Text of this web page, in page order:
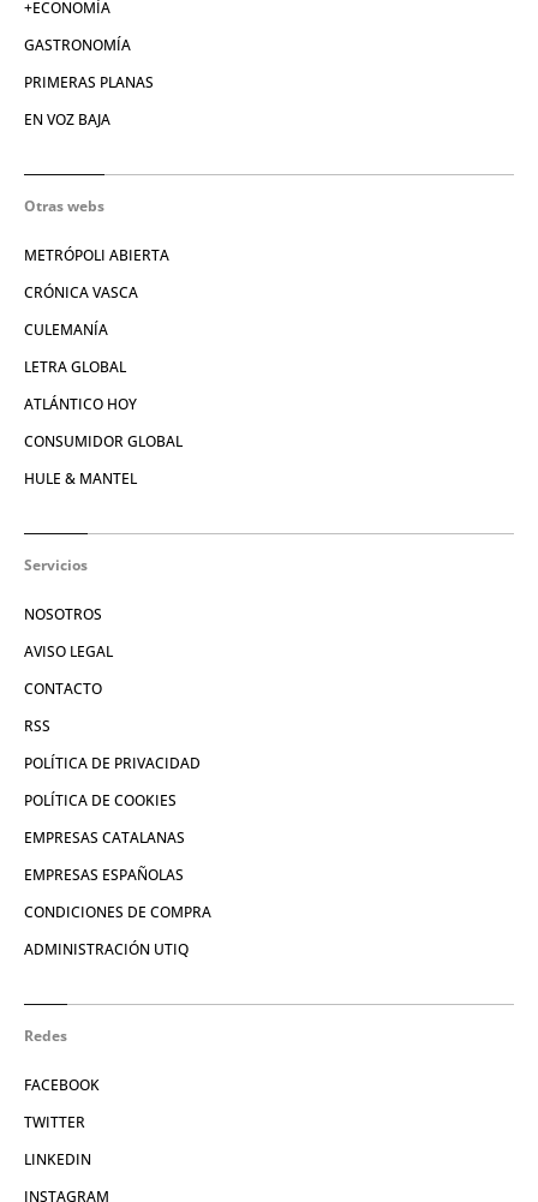
+ECONOMÍA
GASTRONOMÍA
PRIMERAS PLANAS
EN VOZ BAJA
Otras webs
METRÓPOLI ABIERTA
CRÓNICA VASCA
CULEMANÍA
LETRA GLOBAL
ATLÁNTICO HOY
CONSUMIDOR GLOBAL
HULE & MANTEL
Servicios
NOSOTROS
AVISO LEGAL
CONTACTO
RSS
POLÍTICA DE PRIVACIDAD
POLÍTICA DE COOKIES
EMPRESAS CATALANAS
EMPRESAS ESPAÑOLAS
CONDICIONES DE COMPRA
ADMINISTRACIÓN UTIQ
Redes
FACEBOOK
TWITTER
LINKEDIN
INSTAGRAM